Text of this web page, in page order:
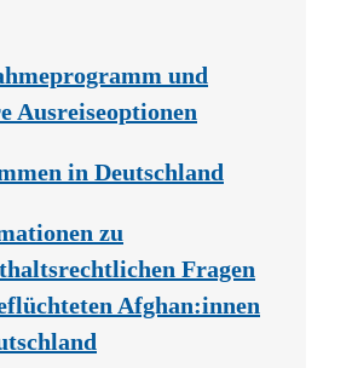
und
Ausreiseoptionen
in Deutschland
zu
Fragen
Afghan:innen